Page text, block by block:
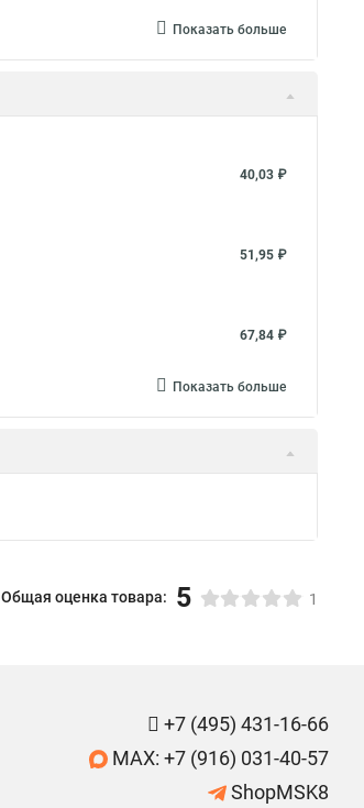
Показать больше
40,03 ₽
51,95 ₽
67,84 ₽
Показать больше
Общая оценка товара: 5 1
+7 (495) 431-16-66
MAX: +7 (916) 031-40-57
ShopMSK8